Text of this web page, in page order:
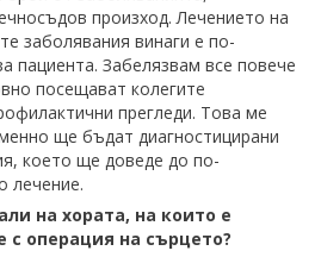
произход. Лечението на
заболявания винаги е по-
пациента. Забелязвам все повече
посещават колегите
прегледи. Това ме
ще бъдат диагностицирани
което ще доведе до по-
лечение.
на хората, на които е
с операция на сърцето?